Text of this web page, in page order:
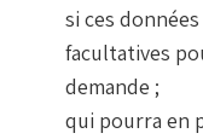
si ces
facultatives
demande ;
qui pourra en